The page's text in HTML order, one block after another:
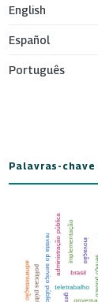
English
Español
Português
Palavras-chave